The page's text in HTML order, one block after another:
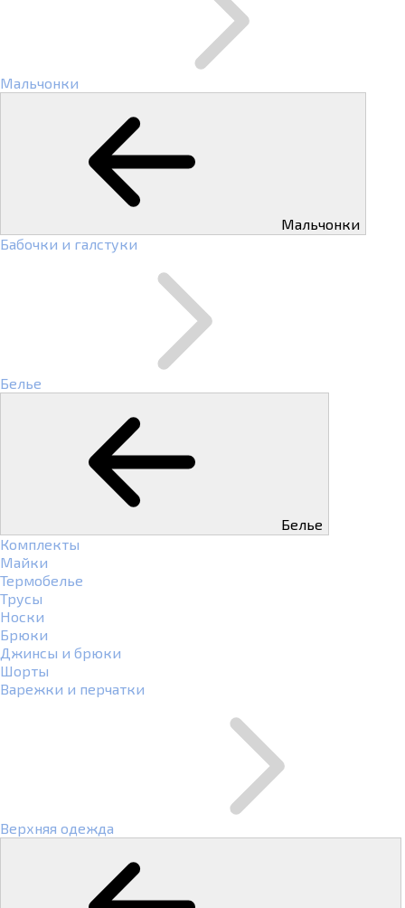
Мальчонки
Мальчонки
Бабочки и галстуки
Белье
Белье
Комплекты
Майки
Термобелье
Трусы
Носки
Брюки
Джинсы и брюки
Шорты
Варежки и перчатки
Верхняя одежда